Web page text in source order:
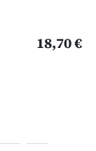
18,70 €